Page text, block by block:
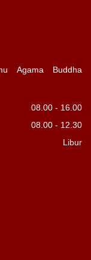
Agama Buddha
08.00 - 16.00
08.00 - 12.30
Libur